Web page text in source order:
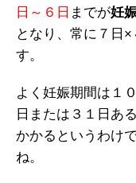
日～６日 までが妊
となり、常に７日
す。
よく妊娠期間は１
日または３１日あ
かかるというわけ
ね。